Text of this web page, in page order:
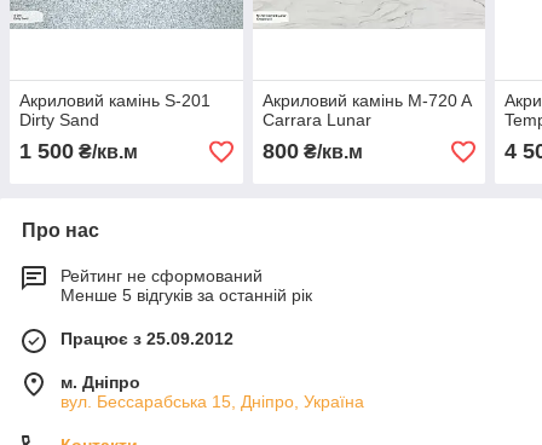
Акриловий камінь S-201
Dirty Sand
1 500 ₴/кв.м
Акриловий камінь M-720 A
Carrara Lunar
800₴/кв.м 4
Про нас
Рейтинг не сформований
Менше 5 відгуків за останній рік
Працює з 25.09.2012
м. Дніпро
вул. Бессарабська 15, Дніпро, Україна